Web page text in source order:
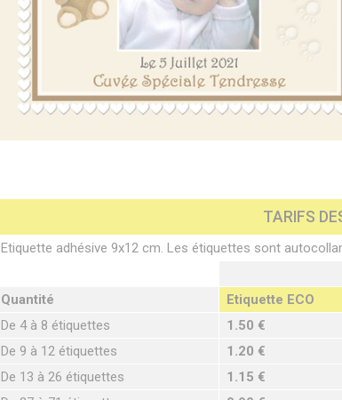
TARIFS
Etiquette adhésive 9x12 cm. Les étiquettes sont
Quantité
Etiquette ECO
De 4 à 8 étiquettes
1.50 €
De 9 à 12 étiquettes
1.20 €
De 13 à 26 étiquettes
1.15 €